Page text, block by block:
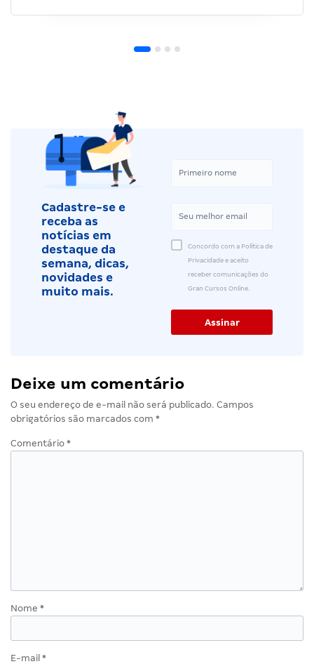
Cadastre-se e
receba as
notícias em
destaque da
semana, dicas,
novidades e
muito mais.
Concordo com a Política de
Privacidade e aceito
receber comunicações do
Gran Cursos Online.
Deixe um comentário
O seu endereço de e-mail não será publicado. Campos
obrigatórios são marcados com *
Comentário *
Nome *
E-mail *